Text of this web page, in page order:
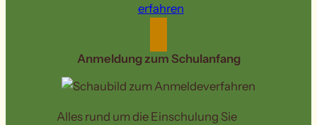
erfahren
Anmeldung zum Schulanfang
Alles rund um die Einschulung Sie